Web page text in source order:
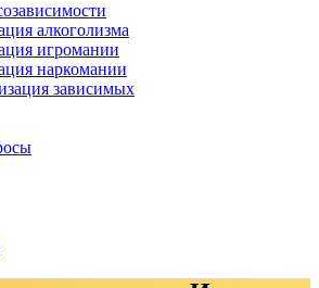
алкоголизма
игромании
наркомании
зависимых